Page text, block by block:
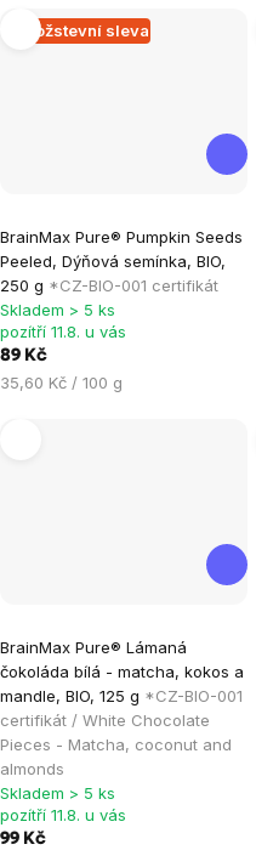
hvězdiček.
Množstevní sleva
BrainMax Pure® Pumpkin Seeds
Peeled, Dýňová semínka, BIO,
250 g *CZ-BIO-001 certifikát
hodnocení
produktu
je
5,0
z
5
Skladem > 5 ks
pozítří 11.8. u vás
89 Kč
Měrná
35,60 Kč / 100 g
BrainMax Pure® Lámaná
čokoláda bílá - matcha, kokos a
mandle, BIO, 125 g *CZ-BIO-001
certifikát / White Chocolate
Pieces - Matcha, coconut and
almonds
hodnocení
produktu
je
5,0
z
5
hvězdiček.
Skladem > 5 ks
pozítří 11.8. u vás
99 Kč